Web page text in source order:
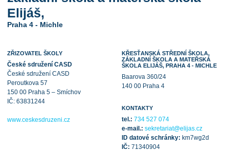
Elijáš,
Praha 4 - Michle
ZŘIZOVATEL ŠKOLY
České sdružení CASD
České sdružení CASD
Peroutkova 57
150 00 Praha 5 – Smíchov
IČ: 63831244
www.ceskesdruzeni.cz
KŘESŤANSKÁ STŘEDNÍ ŠKOLA,
ZÁKLADNÍ ŠKOLA A MATEŘSKÁ
ŠKOLA ELIJÁŠ, PRAHA 4 - MICHLE
Baarova 360/24
140 00 Praha 4
KONTAKTY
tel.: 734 527 074
e-mail.: sekretariat@elijas.cz
ID datové schránky: km7wg2d
IČ: 71340904